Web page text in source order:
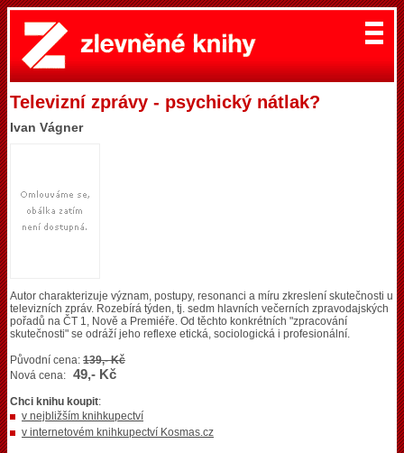
Televizní zprávy - psychický nátlak?
Ivan Vágner
Autor charakterizuje význam, postupy, resonanci a míru zkreslení skutečnosti u
televizních zpráv. Rozebírá týden, tj. sedm hlavních večerních zpravodajských
pořadů na ČT 1, Nově a Premiéře. Od těchto konkrétních "zpracování
skutečnosti" se odráží jeho reflexe etická, sociologická i profesionální.
Původní cena: 139,- Kč
Nová cena: 49,- Kč
Chci knihu koupit:
v nejbližším knihkupectví
v internetovém knihkupectví Kosmas.cz